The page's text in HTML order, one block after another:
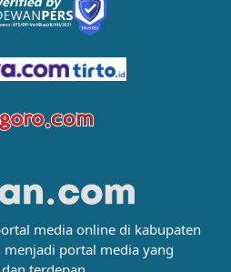
media online di kabupaten
portal media yang